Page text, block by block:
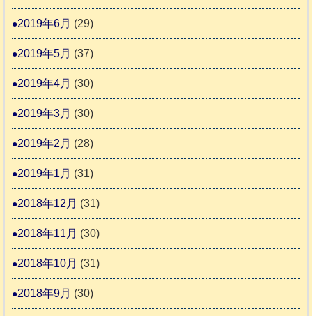
2019年6月 (29)
2019年5月 (37)
2019年4月 (30)
2019年3月 (30)
2019年2月 (28)
2019年1月 (31)
2018年12月 (31)
2018年11月 (30)
2018年10月 (31)
2018年9月 (30)